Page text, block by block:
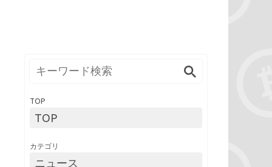
TOP
TOP
カテゴリ
ニュース